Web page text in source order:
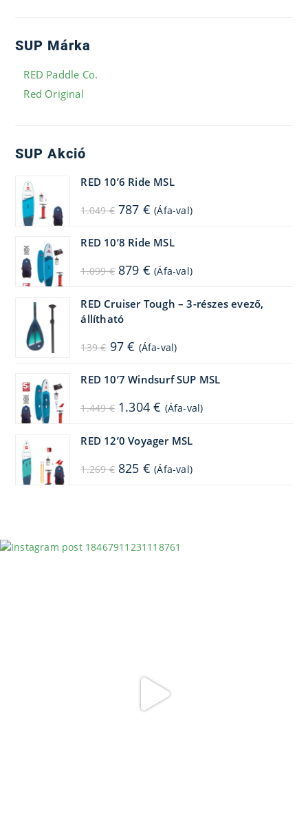
SUP Márka
RED Paddle Co.
Red Original
SUP Akció
RED 10’6 Ride MSL
1.049€ Original
price
1.049 €.
787 € Current
price
(Áfa-val)
RED 10’8 Ride MSL
1.099€ Original
price
1.099 €.
879 € Current
price
879 €.
(Áfa-val)
RED Cruiser Tough – 3-részes evező,
állítható
139€ Original
price
97€ Current
price
97 €.
(Áfa-val)
RED 10’7 Windsurf SUP MSL
1.449€ Original
price
1.304€ Current
price
(Áfa-val)
RED 12’0 Voyager MSL
1.269€ Original
price
825 € Current
price
(Áfa-val)